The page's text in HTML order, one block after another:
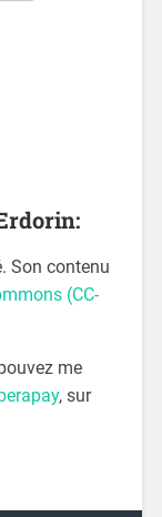
Son contenu
(CC-
me
, sur